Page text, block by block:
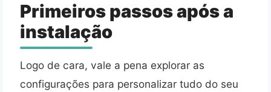
Primeiros passos após a
instalação
Logo de cara, vale a pena explorar as
configurações para personalizar tudo do seu